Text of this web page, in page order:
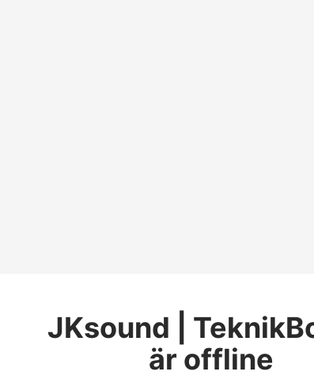
JKsound |
är offline